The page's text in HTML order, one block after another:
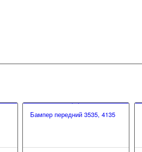
Бампер передний 3535, 4135